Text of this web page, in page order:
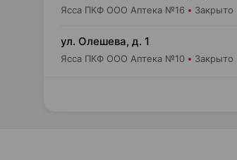
Ясса ПКФ ООО Аптека №16 Закрыто
ул. Олешева, д. 1
Ясса ПКФ ООО Аптека №10 Закрыто